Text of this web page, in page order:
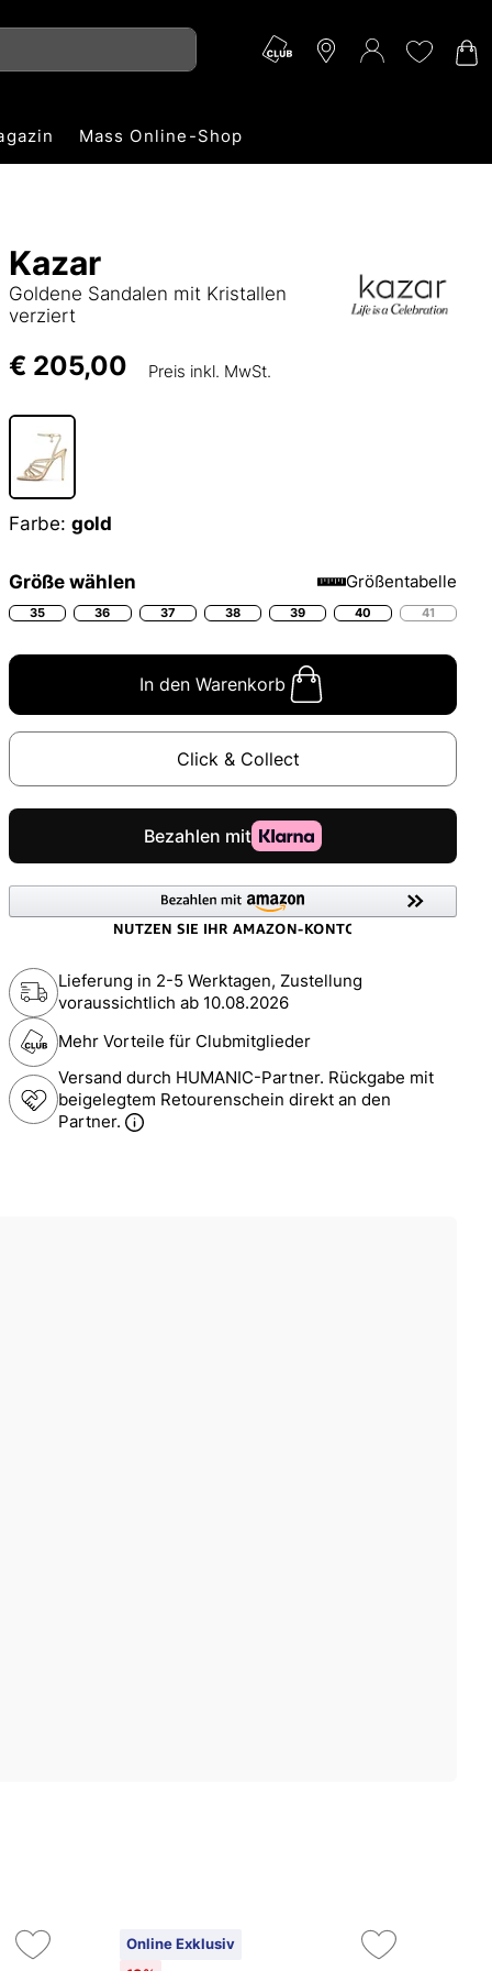
Mass Online-Shop
Kazar
Goldene Sandalen mit Kristallen
verziert
€ 205,00 Preis inkl. MwSt.
Farbe: gold
Größe wählen Größentabelle
35 36 37 38 39 40 41
In den Warenkorb
Click & Collect
Lieferung in 2-5 Werktagen, Zustellung
voraussichtlich ab 10.08.2026
Mehr Vorteile für Clubmitglieder
Versand durch HUMANIC-Partner. Rückgabe mit
beigelegtem Retourenschein direkt an den
Partner.
Online Exklusiv